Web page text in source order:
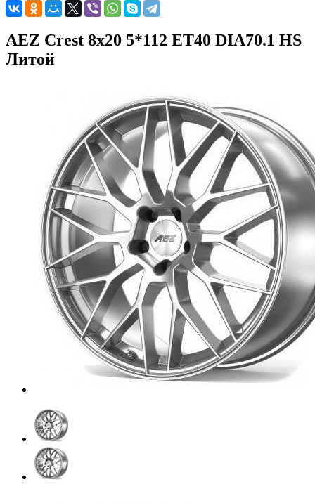
AEZ Crest 8x20 5*112 ET40 DIA70.1 HS
Литой